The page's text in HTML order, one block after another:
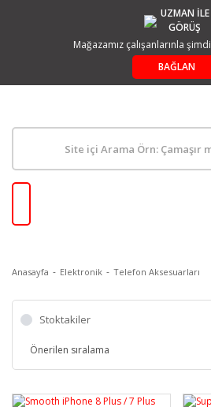
UZMAN İLE
GÖRÜŞ
Mağazamız çalışanlarınla şimdi
BAĞLAN
Anasayfa Elektronik Telefon Aksesuarları
Stoktakiler